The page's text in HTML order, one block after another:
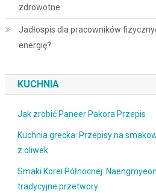
zdrowotne
Jadłospis dla pracowników
energię?
KUCHNIA
Jak zrobić Paneer Pakora Przepis
Kuchnia grecka: Przepisy na
z oliwek
Smaki Korei Północnej:
tradycyjne przetwory